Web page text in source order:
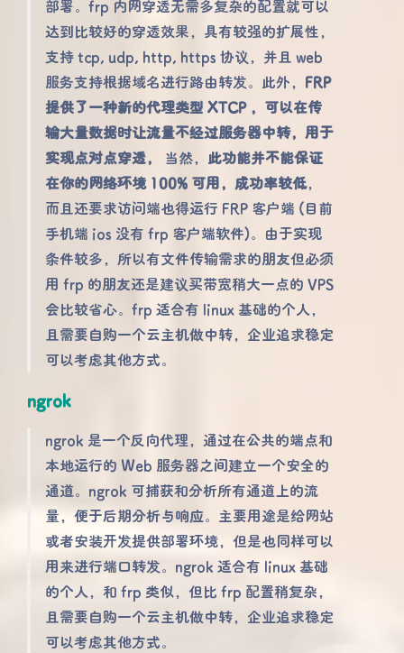
部署。frp 内网穿透无需多复杂的配置就可以
达到比较好的穿透效果，具有较强的扩展性，
支持 tcp, udp, http, https 协议，并且 web
服务支持根据域名进行路由转发。此外， FRP
提供了一种新的代理类型 XTCP ，可以在传
输大量数据时让流量不经过服务器中转，用于
实现点对点穿透，
当然， 此功能并不能保证
在你的网络环境 100% 可用，成功率较低，
而且还要求访问端也得运行 FRP 客户端 (目前
手机端 ios 没有 frp 客户端软件)。由于实现
条件较多，所以有文件传输需求的朋友但必须
用 frp 的朋友还是建议买带宽稍大一点的 VPS
会比较省心。frp 适合有 linux 基础的个人，
且需要自购一个云主机做中转，企业追求稳定
可以考虑其他方式。
ngrok
ngrok 是一个反向代理，通过在公共的端点和
本地运行的 Web 服务器之间建立一个安全的
通道。ngrok 可捕获和分析所有通道上的流
量，便于后期分析与响应。主要用途是给网站
或者安装开发提供部署环境，但是也同样可以
用来进行端口转发。ngrok 适合有 linux 基础
的个人，和 frp 类似，但比 frp 配置稍复杂，
且需要自购一个云主机做中转，企业追求稳定
可以考虑其他方式。